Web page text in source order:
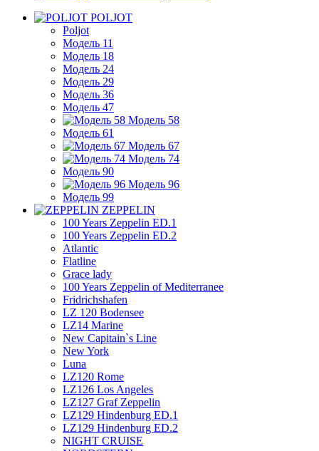
POLJOT
Poljot
Модель 11
Модель 18
Модель 24
Модель 29
Модель 36
Модель 47
Модель 58
Модель 61
Модель 67
Модель 74
Модель 90
Модель 96
Модель 99
ZEPPELIN
100 Years Zeppelin ED.1
100 Years Zeppelin ED.2
Atlantic
Flatline
Grace lady
100 Years Zeppelin of Mediterranee
Fridrichshafen
LZ 120 Bodensee
LZ14 Marine
New Capitain`s Line
New York
Luna
LZ120 Rome
LZ126 Los Angeles
LZ127 Graf Zeppelin
LZ129 Hindenburg ED.1
LZ129 Hindenburg ED.2
NIGHT CRUISE